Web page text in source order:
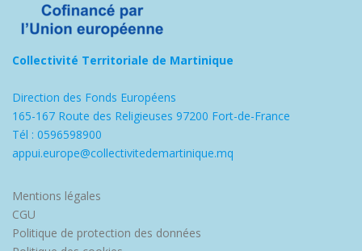
Collectivité Territoriale de Martinique
Direction des Fonds Européens
165-167 Route des Religieuses 97200 Fort-de-France
Tél : 0596598900
appui.europe@collectivitedemartinique.mq
Mentions légales
CGU
Politique de protection des données